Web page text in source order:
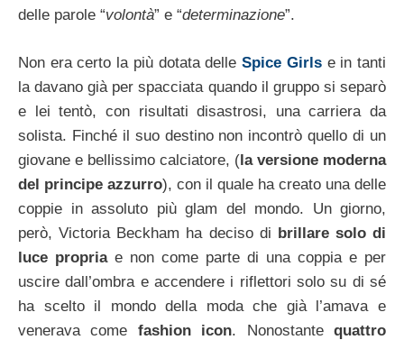
delle parole “volontà” e “determinazione”.
Non era certo la più dotata delleSpice Girlse in tanti
la davano già per spacciata quando il gruppo si separò
e lei tentò, con risultati disastrosi, una carriera da
solista. Finché il suo destino non incontrò quello di un
giovane e bellissimo calciatore, (la versione moderna
del principe azzurro), con il quale ha creato una delle
coppie in assoluto più glam del mondo. Un giorno,
però, Victoria Beckham ha deciso di brillare solo di
luce propriae non come parte di una coppia e per
uscire dall’ombra e accendere i riflettori solo su di sé
ha scelto il mondo della moda che già l’amava e
venerava come fashion icon. Nonostantequattro